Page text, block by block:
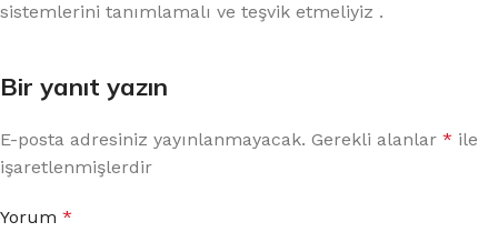
sistemlerini tanımlamalı ve teşvik etmeliyiz .
Bir yanıt yazın
E-posta adresiniz yayınlanmayacak. Gerekli alanlar * ile
işaretlenmişlerdir
Yorum *